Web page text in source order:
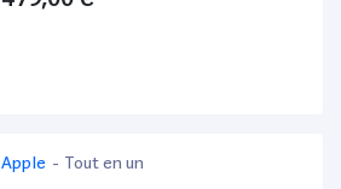
Apple - Tout en un